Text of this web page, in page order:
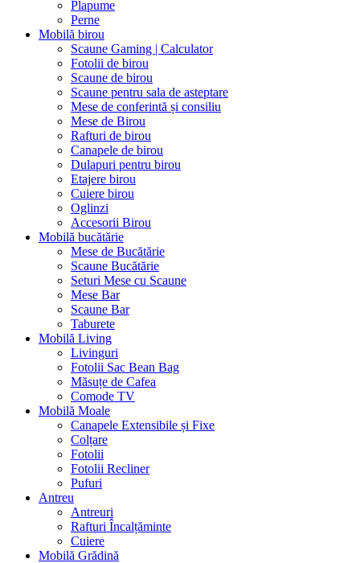
Plapume
Perne
Mobilă birou
Scaune Gaming | Calculator
Fotolii de birou
Scaune de birou
Scaune pentru sala de asteptare
Mese de conferintă și consiliu
Mese de Birou
Rafturi de birou
Canapele de birou
Dulapuri pentru birou
Etajere birou
Cuiere birou
Oglinzi
Accesorii Birou
Mobilă bucătărie
Mese de Bucătărie
Scaune Bucătărie
Seturi Mese cu Scaune
Mese Bar
Scaune Bar
Taburete
Mobilă Living
Livinguri
Fotolii Sac Bean Bag
Măsuțe de Cafea
Comode TV
Mobilă Moale
Canapele Extensibile și Fixe
Colțare
Fotolii
Fotolii Recliner
Pufuri
Antreu
Antreuri
Rafturi Încalțăminte
Cuiere
Mobilă Grădină